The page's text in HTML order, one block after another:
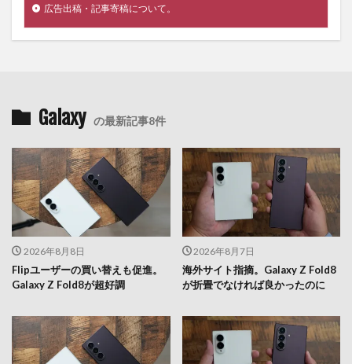
広告出稿・記事寄稿について。
Galaxy の最新記事8件
2026年8月8日
Flipユーザーの買い替えも促進。
Galaxy Z Fold8が超好調
2026年8月7日
海外サイト指摘。Galaxy Z Fold8
が折畳でなければ良かったのに